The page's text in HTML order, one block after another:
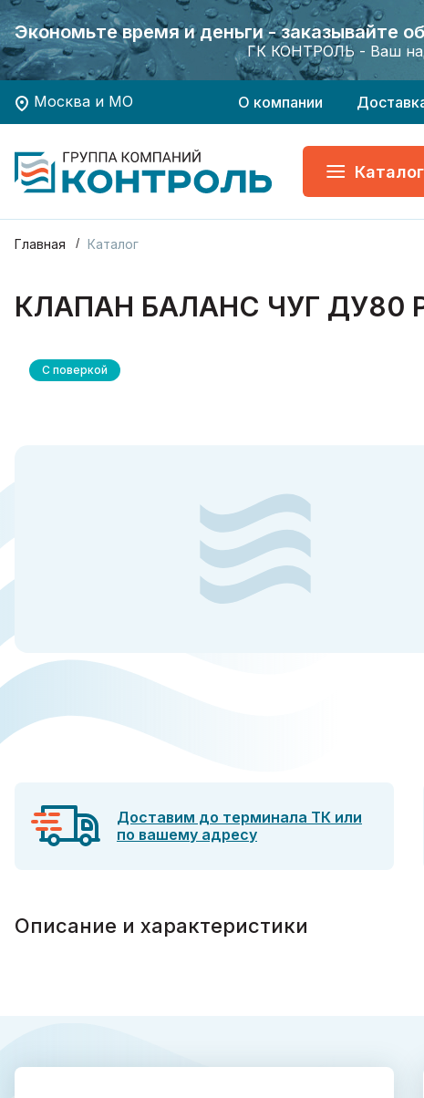
Экономьте время и деньги - заказывайте
ГК КОНТРОЛЬ - Ваш
Хотите заказать поверку приборов учета?
Экономьте время и деньги - заказывайте
ГК КОНТРОЛЬ - Ваш
Хотите заказать поверку приборов учета?
Москва и МО О компании
Каталог
Главная Каталог
КЛАПАН БАЛАНС ЧУГ ДУ80
С поверкой
Доставим до терминала ТК или
по вашему адресу
Описание и характеристики